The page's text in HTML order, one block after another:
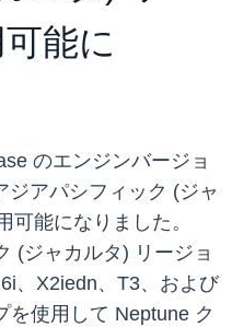
能に
のエンジンバージョ
ジアパシフィック (ジャ
可能になりました。
(ジャカルタ) リージョ
、X2iedn、T3、および
を使用して Neptune ク